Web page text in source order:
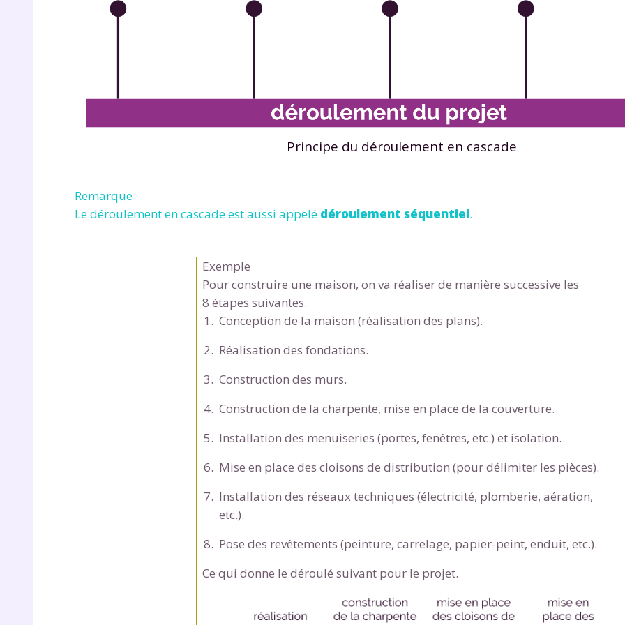
Principe du déroulement en cascade
Remarque
Le déroulement en cascade est aussi appelé déroulement séquentiel.
Exemple
Pour construire une maison, on va réaliser de manière successive les
8 étapes suivantes.
Conception de la maison (réalisation des plans).
Réalisation des fondations.
Construction des murs.
Construction de la charpente, mise en place de la couverture.
Installation des menuiseries (portes, fenêtres, etc.) et isolation.
Mise en place des cloisons de distribution (pour délimiter les pièces).
Installation des réseaux techniques (électricité, plomberie, aération,
etc.).
Pose des revêtements (peinture, carrelage, papier-peint, enduit, etc.).
Ce qui donne le déroulé suivant pour le projet.
de vos données personnelles et pour exercer vos droits, vous pouvez